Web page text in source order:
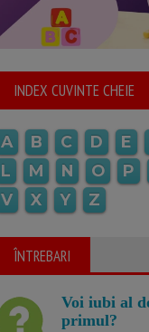
INDEX CUVINTE CHEIE
A B C D E
L
M N O P
V
X Y Z
ÎNTREBARI
Voi iubi al
primul?